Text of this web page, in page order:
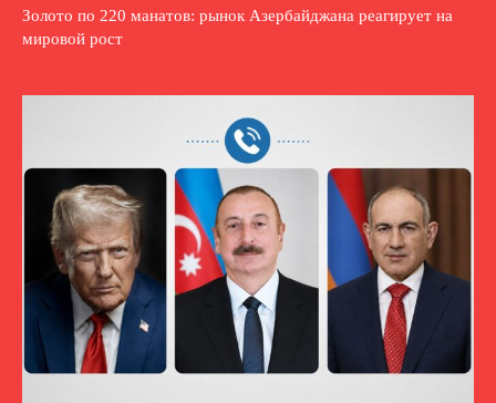
Золото по 220 манатов: рынок Азербайджана реагирует на
мировой рост